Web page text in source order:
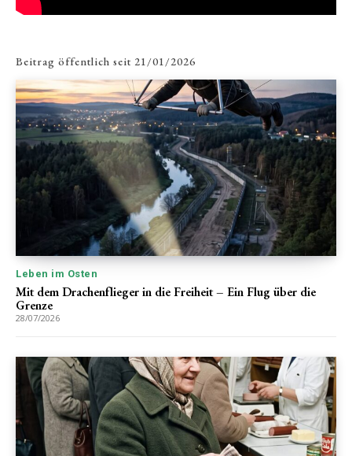
Beitrag öffentlich seit 21/01/2026
Leben im Osten
Mit dem Drachenflieger in die Freiheit – Ein Flug über die
Grenze
28/07/2026